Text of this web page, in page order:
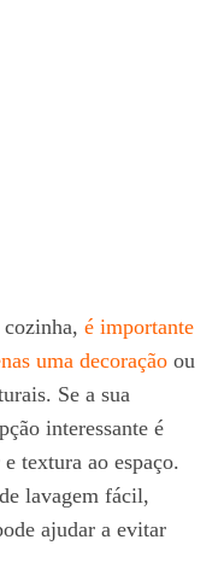
é importante
uma decoração ou
Se a sua
interessante é
textura ao espaço.
lavagem fácil,
ajudar a evitar